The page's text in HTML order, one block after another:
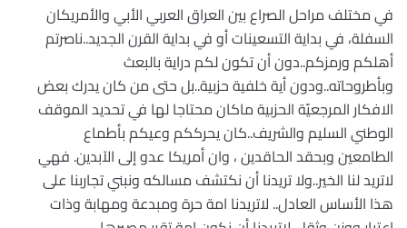
في مختلف مراحل الصراع بين العراق العربي الأبي والأمريكان
السفلة، في بداية التسعينات أو في بداية القرن الجديد..ناصرتم
أهلكم ورمزكم..دون أن تكون لكم دراية بالبعث
وبأطروحاته..ودون أية خلفية حزبية..بل حتى من كان يدرك بعض
الافكار المرجعيّة الحزبية ماكان محتاجا لها في تحديد الموقف
الوطني السليم والشريف..كان يحرككم وعيكم بأطماع
الطامعين وبحقد الحاقدين ، وان أمريكا عدو إلى الآبدين. فهي
لاتريد لنا الخير..ولا تريدنا أن نكتشف مسالكه ونبني تجاربنا على
هذا الأساس العادل.. لاتريدنا امة حرة ومبدعة ومهابة وذات